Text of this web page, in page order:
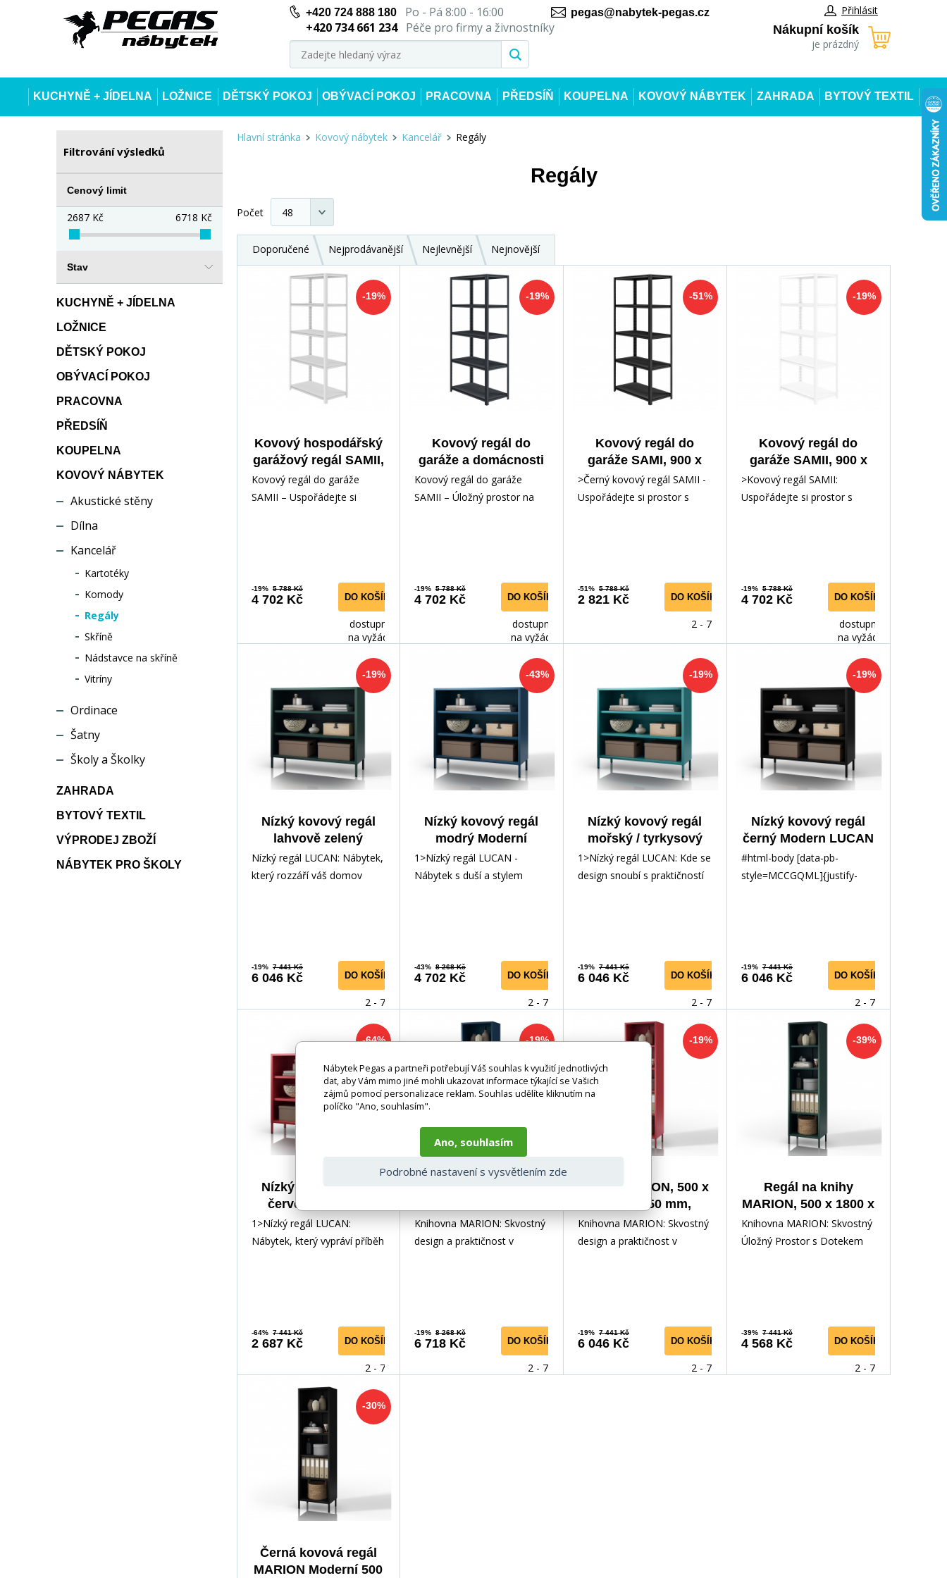
+420 724 888 180Po - Pá 8:00 - 16:00
+420 734 661 234
Péče pro firmy a živnostníky
pegas@nabytek-pegas.cz Přihlásit
Nákupní košík
je prázdný
KUCHYNĚ + JÍDELNA LOŽNICE DĚTSKÝ POKOJ OBÝVACÍ POKOJ PRACOVNA PŘEDSÍŇ KOUPELNA KOVOVÝ NÁBYTEK ZAHRADA BYTOVÝ TEXTIL
Filtrování výsledků
Cenový limit
2687 Kč 6718 Kč
Stav
KUCHYNĚ + JÍDELNA
LOŽNICE
DĚTSKÝ POKOJ
OBÝVACÍ POKOJ
PRACOVNA
PŘEDSÍŇ
KOUPELNA
KOVOVÝ NÁBYTEK
Akustické stěny
Dílna
Kancelář
Kartotéky
Komody
Regály
Skříně
Nádstavce na skříně
Vitríny
Ordinace
Šatny
Školy a Školky
ZAHRADA
BYTOVÝ TEXTIL
VÝPRODEJ ZBOŽÍ
NÁBYTEK PRO ŠKOLY
Hlavní stránka Kovový nábytek Kancelář Regály
Regály
Počet
Doporučené Nejprodávanější Nejlevnější Nejnovější
-19%
Kovový hospodářský
garážový regál SAMII,
900 x 1830 x 450 mm,
šedý
Kovový regál do garáže
SAMII – Uspořádejte si
-19% 5 788 Kč
4 702 Kč DO KOŠÍKU
dostupnost
na vyžádání
-19%
Kovový regál do
garáže a domácnosti
SAMII, 900 x 1830 x
450 mm, antracit
Kovový regál do garáže
SAMII – Úložný prostor na
-19% 5 788 Kč
4 702 Kč DO KOŠÍKU
dostupnost
na vyžádání
-51%
Kovový regál do
garáže SAMI, 900 x
1830 x 450 mm, All
Black: černý
>Černý kovový regál SAMII -
Uspořádejte si prostor s
-51% 5 788 Kč
2 821 Kč DO KOŠÍKU
2 - 7 dní
-19%
Kovový regál do
garáže SAMII, 900 x
1830 x 450 mm, bílý
>Kovový regál SAMII:
Uspořádejte si prostor s
-19% 5 788 Kč
4 702 Kč DO KOŠÍKU
dostupnost
na vyžádání
-19%
Nízký kovový regál
lahvově zelený
Moderní LUCAN, 1000
x 900 x 350 mm
Nízký regál LUCAN: Nábytek,
který rozzáří váš domov
-19% 7 441 Kč
6 046 Kč DO KOŠÍKU
2 - 7 dní
-43%
Nízký kovový regál
modrý Moderní
LUCAN, 1000 x 900 x
350 mm
1>Nízký regál LUCAN -
Nábytek s duší a stylem
-43% 8 268 Kč
4 702 Kč DO KOŠÍKU
2 - 7 dní
-19%
Nízký kovový regál
mořský / tyrkysový
Moderní LUCAN, 1000
x 900 x 350 mm
1>Nízký regál LUCAN: Kde se
design snoubí s praktičností
-19% 7 441 Kč
6 046 Kč DO KOŠÍKU
2 - 7 dní
-19%
Nízký kovový regál
černý Modern LUCAN
1000 x 900 x 350 mm
#html-body [data-pb-
style=MCCGQML]{justify-
-19% 7 441 Kč
6 046 Kč DO KOŠÍKU
2 - 7 dní
-64%
Nízký kovový regál
červený Moderní
LUCAN, 1000 x 900 x
350 mm
1>Nízký regál LUCAN:
Nábytek, který vypráví příběh
-64% 7 441 Kč
2 687 Kč DO KOŠÍKU
2 - 7 dní
-19%
Moderní : modrá
Knihovna MARION: Skvostný
design a praktičnost v
-19% 8 268 Kč
6 718 Kč DO KOŠÍKU
2 - 7 dní
-19%
Regál MARION, 500 x
1800 x 350 mm,
Moderní : červená
Knihovna MARION: Skvostný
design a praktičnost v
-19% 7 441 Kč
6 046 Kč DO KOŠÍKU
2 - 7 dní
-39%
Regál na knihy
MARION, 500 x 1800 x
350 mm, Moderní :
lahvově zelená
Knihovna MARION: Skvostný
Úložný Prostor s Dotekem
-39% 7 441 Kč
4 568 Kč DO KOŠÍKU
2 - 7 dní
-30%
Černá kovová regál
MARION Moderní 500
Nábytek Pegas a partneři potřebují Váš souhlas k využití jednotlivých
dat, aby Vám mimo jiné mohli ukazovat informace týkající se Vašich
zájmů pomocí personalizace reklam. Souhlas udělíte kliknutím na
políčko "Ano, souhlasím".
Ano, souhlasím
Podrobné nastavení s vysvětlením zde